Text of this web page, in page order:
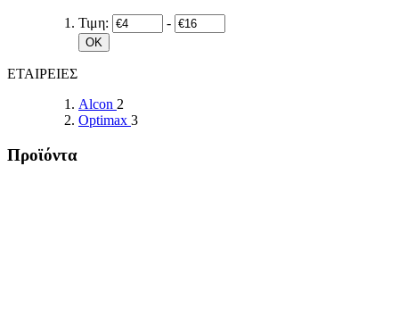
Τιμη: -
OK
ΕΤΑΙΡΕΙΕΣ
Alcon 2
Optimax 3
Προϊόντα